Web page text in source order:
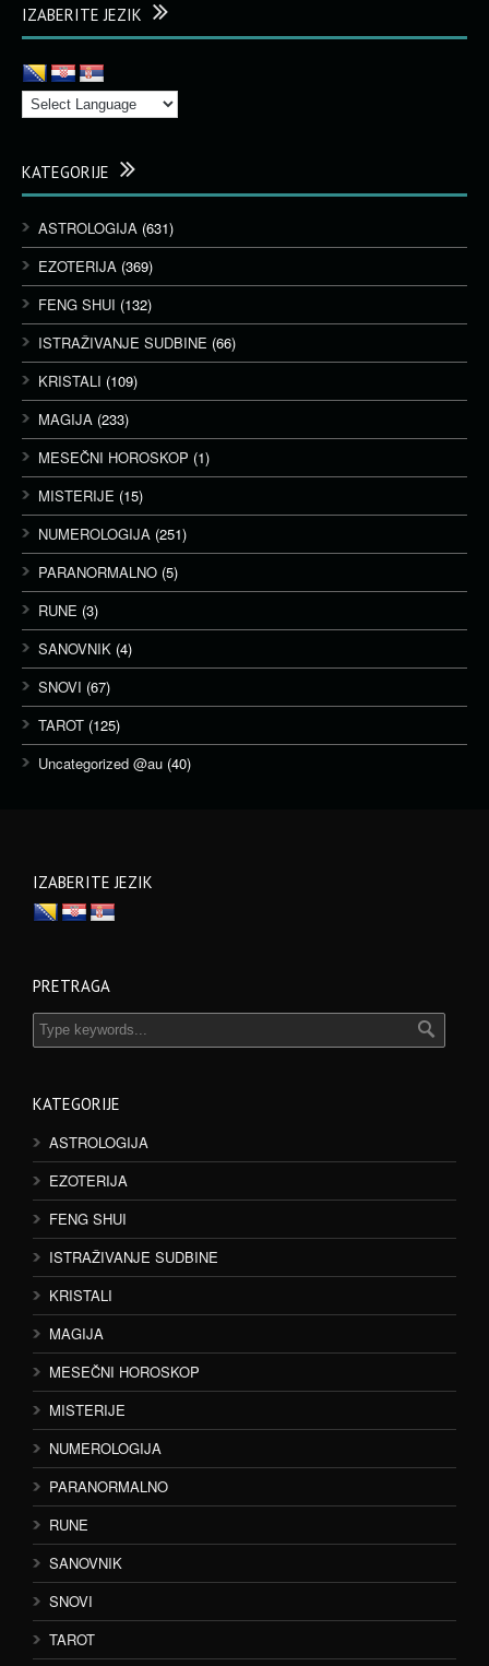
IZABERITE JEZIK
KATEGORIJE
ASTROLOGIJA (631)
EZOTERIJA (369)
FENG SHUI (132)
ISTRAŽIVANJE SUDBINE (66)
KRISTALI (109)
MAGIJA (233)
MESEČNI HOROSKOP (1)
MISTERIJE (15)
NUMEROLOGIJA (251)
PARANORMALNO (5)
RUNE (3)
SANOVNIK (4)
SNOVI (67)
TAROT (125)
Uncategorized @au (40)
IZABERITE JEZIK
PRETRAGA
KATEGORIJE
ASTROLOGIJA
EZOTERIJA
FENG SHUI
ISTRAŽIVANJE SUDBINE
KRISTALI
MAGIJA
MESEČNI HOROSKOP
MISTERIJE
NUMEROLOGIJA
PARANORMALNO
RUNE
SANOVNIK
SNOVI
TAROT